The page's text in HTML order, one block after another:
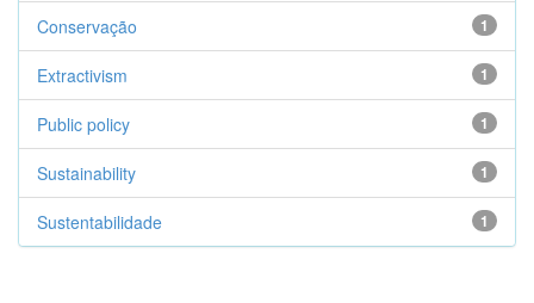
1
Conservação
1
Extractivism
1
Public policy
1
Sustainability
1
Sustentabilidade